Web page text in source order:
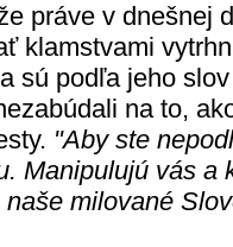
práve v dnešnej
klamstvami
sú podľa jeho
na to,
"Aby ste
Manipulujú vás a
milované